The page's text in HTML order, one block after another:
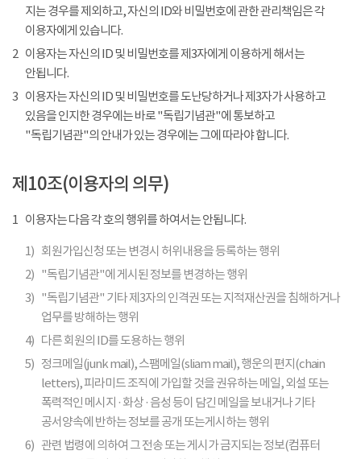
지는 경우를 제외하고, 자신의 ID와 비밀번호에 관한 관리책임은 각
이용자에게 있습니다.
2 이용자는 자신의 ID 및 비밀번호를 제3자에게 이용하게 해서는
안됩니다.
3 이용자는 자신의 ID 및 비밀번호를 도난당하거나 제3자가 사용하고
있음을 인지한 경우에는 바로 "독립기념관"에 통보하고
"독립기념관"의 안내가 있는 경우에는 그에 따라야 합니다.
제10조(이용자의 의무)
1 이용자는 다음 각 호의 행위를 하여서는 안됩니다.
1) 회원가입신청 또는 변경시 허위내용을 등록하는 행위
2) "독립기념관"에 게시된 정보를 변경하는 행위
3) "독립기념관" 기타 제3자의 인격권 또는 지적재산권을 침해하거나
업무를 방해하는 행위
4) 다른 회원의 ID를 도용하는 행위
5) 정크메일(junk mail), 스팸메일(sliam mail), 행운의 편지(chain
letters), 피라미드 조직에 가입할 것을 권유하는 메일, 외설 또는
폭력적인 메시지 · 화상 · 음성 등이 담긴 메일을 보내거나 기타
공서양속에 반하는 정보를 공개 또는게시하는 행위
6) 관련 법령에 의하여 그 전송 또는 게시가 금지되는 정보(컴퓨터